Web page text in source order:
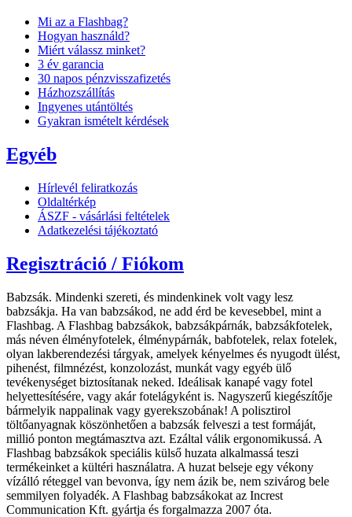
Mi az a Flashbag?
Hogyan használd?
Miért válassz minket?
3 év garancia
30 napos pénzvisszafizetés
Házhozszállítás
Ingyenes utántöltés
Gyakran ismételt kérdések
Egyéb
Hírlevél feliratkozás
Oldaltérkép
ÁSZF - vásárlási feltételek
Adatkezelési tájékoztató
Regisztráció / Fiókom
Babzsák. Mindenki szereti, és mindenkinek volt vagy lesz
babzsákja. Ha van babzsákod, ne add érd be kevesebbel, mint a
Flashbag. A Flashbag babzsákok, babzsákpárnák, babzsákfotelek,
más néven élményfotelek, élménypárnák, babfotelek, relax fotelek,
olyan lakberendezési tárgyak, amelyek kényelmes és nyugodt ülést,
pihenést, filmnézést, konzolozást, munkát vagy egyéb ülő
tevékenységet biztosítanak neked. Ideálisak kanapé vagy fotel
helyettesítésére, vagy akár fotelágyként is. Nagyszerű kiegészítője
bármelyik nappalinak vagy gyerekszobának! A polisztirol
töltőanyagnak köszönhetően a babzsák felveszi a test formáját,
millió ponton megtámasztva azt. Ezáltal válik ergonomikussá. A
Flashbag babzsákok speciális külső huzata alkalmassá teszi
termékeinket a kültéri használatra. A huzat belseje egy vékony
vízálló réteggel van bevonva, így nem ázik be, nem szivárog bele
semmilyen folyadék. A Flashbag babzsákokat az Increst
Communication Kft. gyártja és forgalmazza 2007 óta.